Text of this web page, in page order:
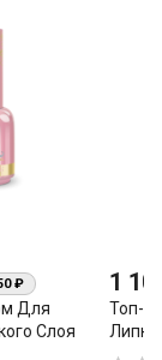
₽
Для
Слоя
1
Топ-